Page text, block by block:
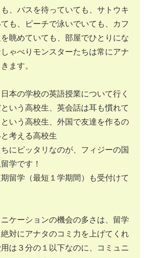
、バスを待っていても、サトウキ
も、ビーチで泳いでいても、カフ
眺めていても、部屋でひとりにな
ゃべりモンスターたちは常にアナ
ます。
本の学校の英語授業について行く
いう高校生、英会話は耳も慣れて
いう高校生、外国で友達を作るの
考える高校生
にピッタリなのが、フィジーの国
学です！
留学（最短１学期間）も受付けて
ケーションの機会の多さは、留学
対にアナタのコミ力を上げてくれ
は３分の１以下なのに、コミュニ